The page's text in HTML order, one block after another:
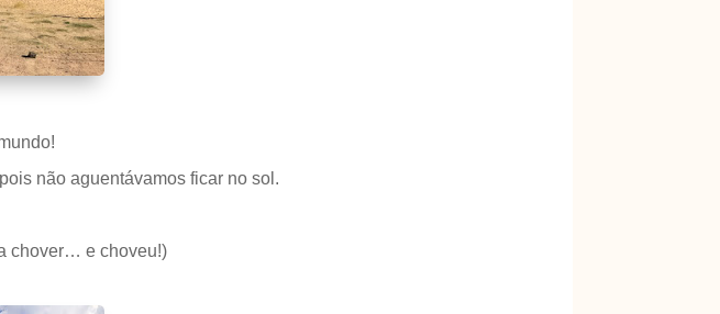
não aguentávamos ficar no sol.
chover… e choveu!)